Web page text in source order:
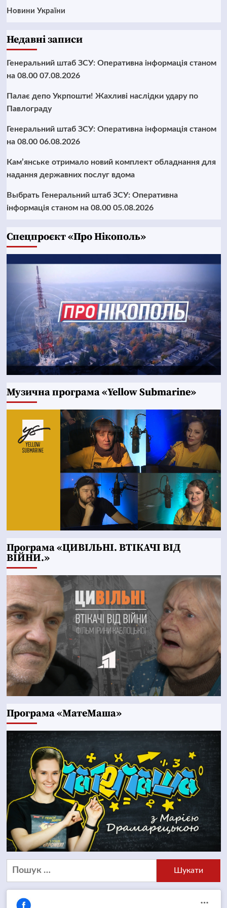
Новини України
Недавні записи
Генеральний штаб ЗСУ: Оперативна інформація станом
на 08.00 07.08.2026
Палає депо Укрпошти! Жахливі наслідки удару по
Павлограду
Генеральний штаб ЗСУ: Оперативна інформація станом
на 08.00 06.08.2026
Кам’янське отримало новий комплект обладнання для
надання державних послуг вдома
Выбрать Генеральний штаб ЗСУ: Оперативна
інформація станом на 08.00 05.08.2026
Cпецпроєкт «Про Нікополь»
Музична програма «Yellow Submarine»
Програма «ЦИВІЛЬНІ. ВТІКАЧІ ВІД
ВІЙНИ.»
Програма «МатеМаша»
Пошук: